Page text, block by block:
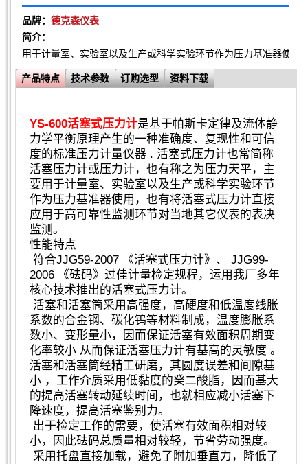
品牌： 德克森仪表
简介：
用于计量室、实验室以及生产或科学实验环节作为压力基准器使用
产品特点 技术参数 订购选型 资料下载
YS-600活塞式压力计是基于帕斯卡定律及流体静
力学平衡原理产生的一种准确度、复现性和可信
度的标准压力计量仪器 . 活塞式压力计也常简称
活塞压力计或压力计，也有称之为压力天平，主
要用于计量室、实验室以及生产或科学实验环节
作为压力基准器使用，也有将活塞式压力计直接
应用于高可靠性监测环节对当地其它仪表的表决
监测。
性能特点
符合JJG59-2007 《活塞式压力计》、 JJG99-
2006 《砝码》过佳计量检定规程，运用我厂多年
核心技术推出的活塞式压力计。
活塞和活塞筒采用高强度，高硬度和低温度线胀
系数的合金钢、碳化钨等材料制成，温度膨胀系
数小、变形量小，因而保证活塞有效面积周期变
化率较小 从而保证活塞压力计有基高的灵敏度 。
活塞和活塞筒经精工研磨，其圆度误差和间隙基
小 ，工作介质采用低黏度的癸二酸脂，因而基大
的提高活塞转动延续时间，也就相应减小活塞下
降速度，提高活塞鉴别力。
出于检定工作的需要，使活塞有效面积相对较
小，因此砝码总质量相对较轻，节省劳动强度。
采用托盘直接加载，避免了附加垂直力，降低了